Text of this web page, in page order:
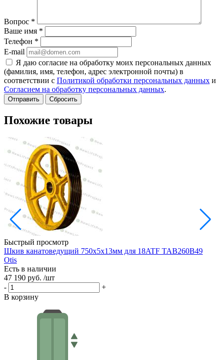
Вопрос *
Ваше имя *
Телефон *
E-mail
Я даю согласие на обработку моих персональных данных
(фамилия, имя, телефон, адрес электронной почты) в
соответствии с Политикой обработки персональных данных и
Согласием на обработку персональных данных.
Сбросить
Похожие товары
Быстрый просмотр
Шкив канатоведущий 750х5х13мм для 18ATF TAB260B49
Otis
Есть в наличии
47 190 руб. /шт
-
+
В корзину